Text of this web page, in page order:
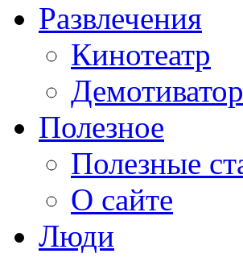
Развлечения
Кинотеатр
Полезное
Полезные
О сайте
Люди